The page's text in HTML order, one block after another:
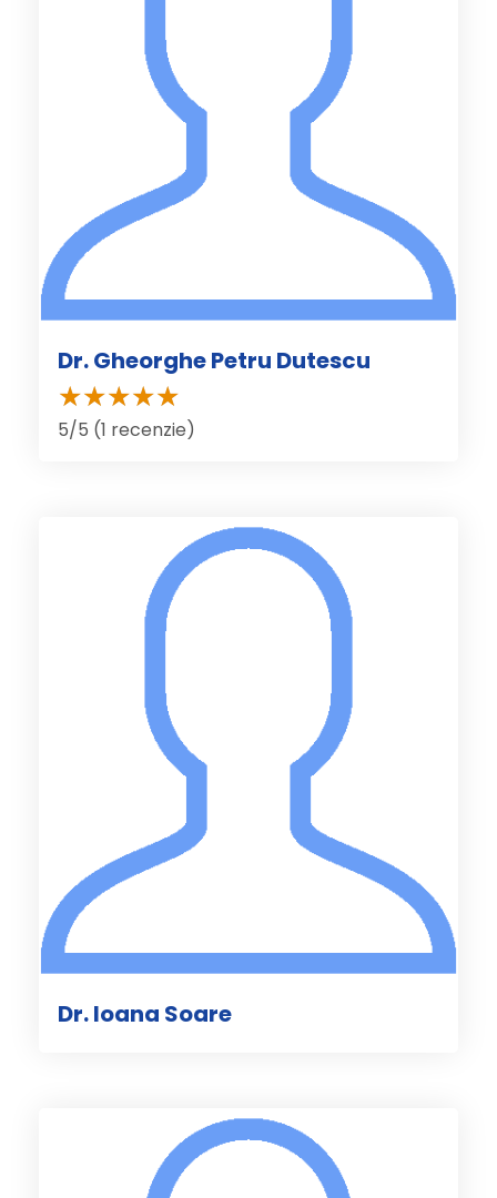
Dr. Gheorghe Petru Dutescu
5/5 (1 recenzie)
Dr. Ioana Soare